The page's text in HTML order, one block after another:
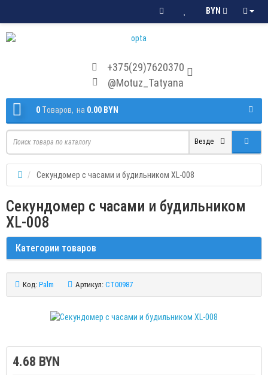
BYN
+375(29)7620370
@Motuz_Tatyana
0 Tоваров, на 0.00 BYN
Везде
Секундомер с часами и будильником XL-008
Секундомер с часами и будильником
XL-008
Категории товаров
Код: Palm Артикул: CT00987
4.68 BYN